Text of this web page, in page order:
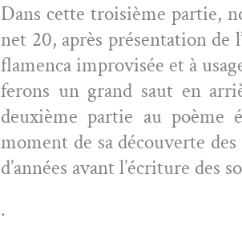
Dans cette troisième par­tie,
net 20, après présen­ta­tion de
fla­men­ca impro­visée et à
fer­ons un grand saut en
deux­ième par­tie au poème
moment de sa décou­verte
d’années avant l’écriture des
.